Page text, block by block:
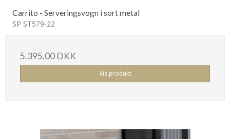
Carrito - Serveringsvogn i sort metal
SP ST579-22
5.395,00 DKK
Vis produkt